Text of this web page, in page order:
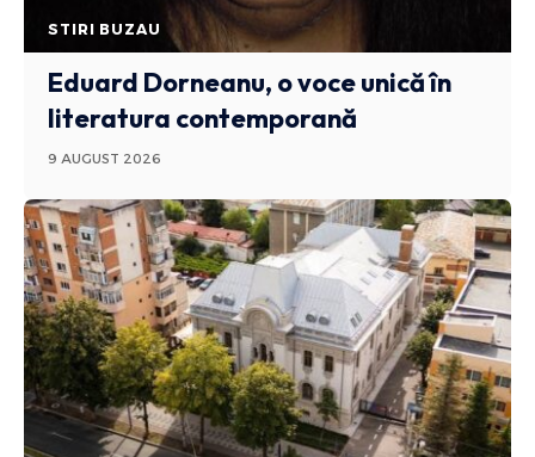
STIRI BUZAU
Eduard Dorneanu, o voce unică în
literatura contemporană
9 AUGUST 2026